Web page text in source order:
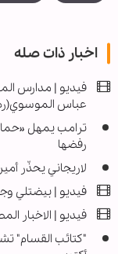
اخبار ذات صله
فيديو | مدارس
عباس
ترامب يمهل
رفضها
لاريجاني يحذّر
فيديو | بيضتلي
فيديو | الاخبار